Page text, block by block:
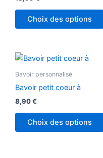
Choix des options
Bavoir personnalisé
Bavoir petit coeur à
8,90€
Choix des options